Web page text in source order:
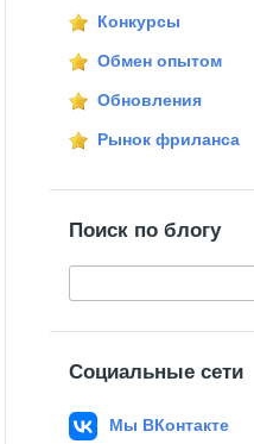
Конкурсы
Обмен опытом
Обновления
Рынок фриланса
Поиск по блогу
Социальные сети
Мы ВКонтакте